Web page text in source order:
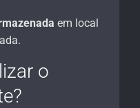
em local
o